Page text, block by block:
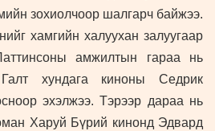
зохиолчоор шалгарч байжээ.
хамгийн халуухан залуугаар
амжилтын гараа нь
хундага киноны Седрик
эхэлжээ. Тэрээр дараа нь
Харуй Бүрий кинонд Эдвард